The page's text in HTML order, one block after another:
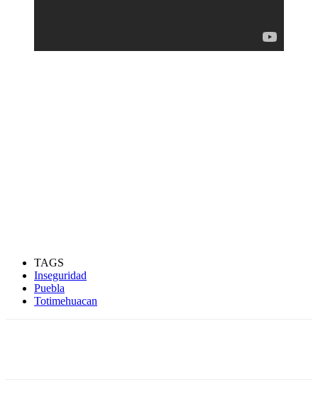
TAGS
Inseguridad
Puebla
Totimehuacan